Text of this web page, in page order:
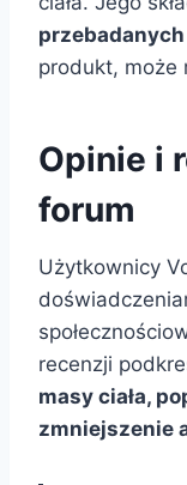
produkt, może
Opinie i
forum
Użytkownicy
recenzji
masy ciała,
zmniejszenie